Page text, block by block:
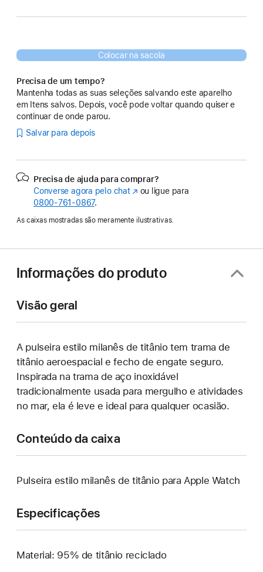
Colocar na sacola
Precisa de um tempo?
Mantenha todas as suas seleções salvando este aparelho
em Itens salvos. Depois, você pode voltar quando quiser e
continuar de onde parou.
Salvar para depois
Precisa de ajuda para comprar?
Converse agora pelo chat(o
em
nova
ou ligue para
0800-761-0867.
As caixas mostradas são meramente ilustrativas.
Informações do produto
Visão geral
A pulseira estilo milanês de titânio tem trama de
titânio aeroespacial e fecho de engate seguro.
Inspirada na trama de aço inoxidável
tradicionalmente usada para mergulho e atividades
no mar, ela é leve e ideal para qualquer ocasião.
Conteúdo da caixa
Pulseira estilo milanês de titânio para Apple Watch
Especificações
Material: 95% de titânio reciclado